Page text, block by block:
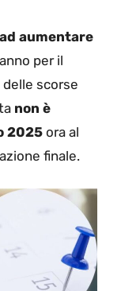
aumentare
per il
scorse
non è
2025 ora al
finale.